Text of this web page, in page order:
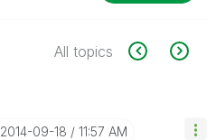
All topics
‎2014-09-18 11:57 AM